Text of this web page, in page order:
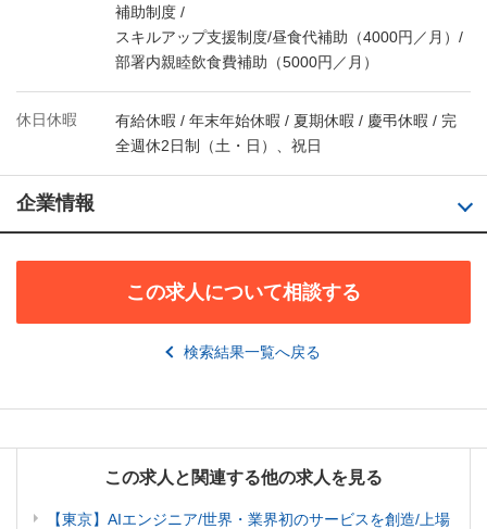
補助制度 /
スキルアップ支援制度/昼食代補助（4000円／月）/
部署内親睦飲食費補助（5000円／月）
休日休暇
有給休暇 / 年末年始休暇 / 夏期休暇 / 慶弔休暇 / 完
全週休2日制（土・日）、祝日
企業情報
この求人について相談する
検索結果一覧へ戻る
この求人と関連する他の求人を見る
【東京】AIエンジニア/世界・業界初のサービスを創造/上場